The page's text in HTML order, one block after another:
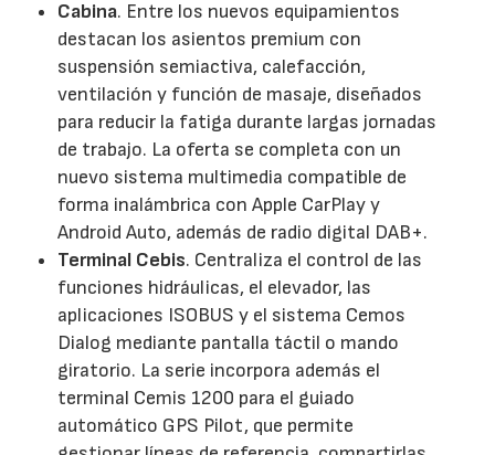
Cabina. Entre los nuevos equipamientos
destacan los asientos premium con
suspensión semiactiva, calefacción,
ventilación y función de masaje, diseñados
para reducir la fatiga durante largas jornadas
de trabajo. La oferta se completa con un
nuevo sistema multimedia compatible de
forma inalámbrica con Apple CarPlay y
Android Auto, además de radio digital DAB+.
Terminal Cebis. Centraliza el control de las
funciones hidráulicas, el elevador, las
aplicaciones ISOBUS y el sistema Cemos
Dialog mediante pantalla táctil o mando
giratorio. La serie incorpora además el
terminal Cemis 1200 para el guiado
automático GPS Pilot, que permite